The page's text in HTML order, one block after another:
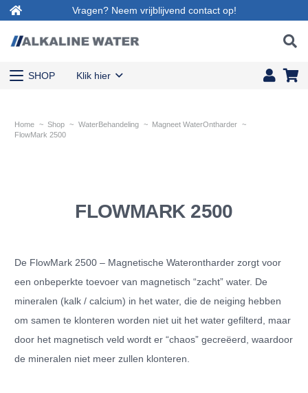
Vragen? Neem vrijblijvend contact op!
SHOP Klik hier
Home ~ Shop ~ WaterBehandeling ~ Magneet WaterOntharder ~
FlowMark 2500
FLOWMARK 2500
De FlowMark 2500 – Magnetische Waterontharder zorgt voor
een onbeperkte toevoer van magnetisch “zacht” water. De
mineralen (kalk / calcium) in het water, die de neiging hebben
om samen te klonteren worden niet uit het water gefilterd, maar
door het magnetisch veld wordt er “chaos” gecreëerd, waardoor
de mineralen niet meer zullen klonteren.